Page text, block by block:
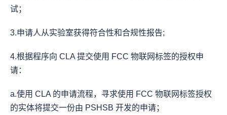
试；
3.申请人从实验室获得符合性和合规性报告;
4.根据程序向 CLA 提交使用 FCC 物联网标签的授权申
请：
a.使用 CLA 的申请流程，寻求使用 FCC 物联网标签授权
的实体将提交一份由 PSHSB 开发的申请；